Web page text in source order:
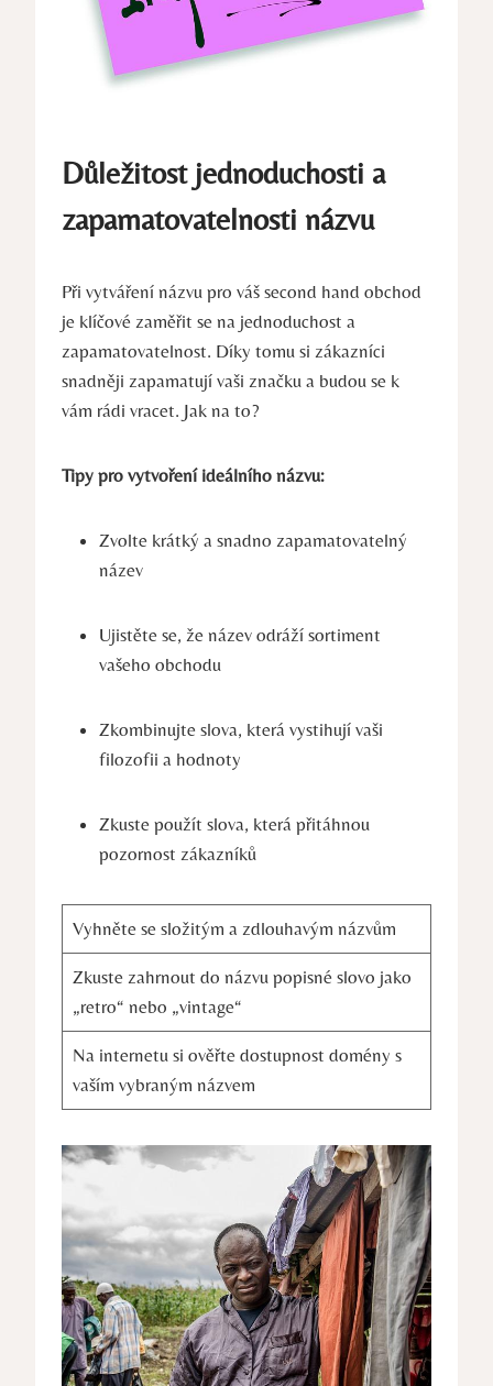
Důležitost jednoduchosti a
zapamatovatelnosti názvu
Při vytváření názvu pro váš second hand obchod
je klíčové zaměřit se na jednoduchost a
zapamatovatelnost. Díky tomu si zákazníci
snadněji zapamatují vaši značku a budou se k
vám rádi vracet. Jak na to?
Tipy pro vytvoření ideálního názvu:
Zvolte krátký a snadno zapamatovatelný
název
Ujistěte se, že název odráží sortiment
vašeho obchodu
Zkombinujte slova, která vystihují vaši
filozofii a hodnoty
Zkuste použít slova, která přitáhnou
pozornost zákazníků
Vyhněte se složitým a zdlouhavým názvům
Zkuste zahrnout do názvu popisné slovo jako
„retro“ nebo „vintage“
Na internetu si ověřte dostupnost domény s
vaším vybraným názvem